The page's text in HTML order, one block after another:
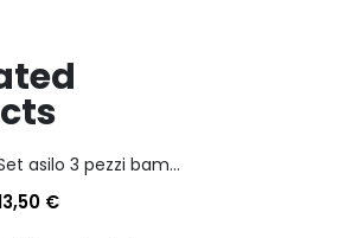
Set asilo 3 pezzi bambina personaggio kuromi
€